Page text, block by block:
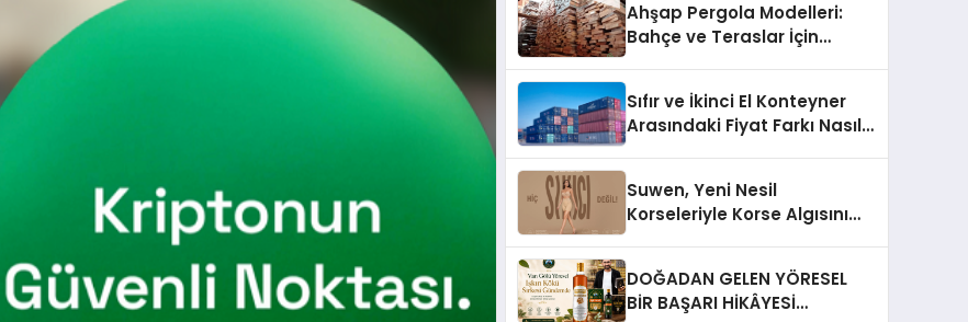
Ahşap Pergola Modelleri:
Bahçe ve Teraslar İçin
Sıfır ve İkinci El Konteyner
Arasındaki Fiyat Farkı Nasıl
Suwen, Yeni Nesil
Korseleriyle Korse Algısını
DOĞADAN GELEN YÖRESEL
BİR BAŞARI HİKÂYESİ